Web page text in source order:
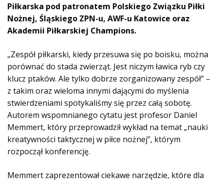
Piłkarska pod patronatem Polskiego Związku Piłki
Nożnej, Śląskiego ZPN-u, AWF-u Katowice oraz
Akademii Piłkarskiej Champions.
„Zespół piłkarski, kiedy przesuwa się po boisku, można
porównać do stada zwierząt. Jest niczym ławica ryb czy
klucz ptaków. Ale tylko dobrze zorganizowany zespół” –
z takim oraz wieloma innymi dającymi do myślenia
stwierdzeniami spotykaliśmy się przez całą sobotę.
Autorem wspomnianego cytatu jest profesor Daniel
Memmert, który przeprowadził wykład na temat „nauki
kreatywności taktycznej w piłce nożnej”, którym
rozpoczął konferencję.
Memmert zaprezentował ciekawe narzędzie, które dla